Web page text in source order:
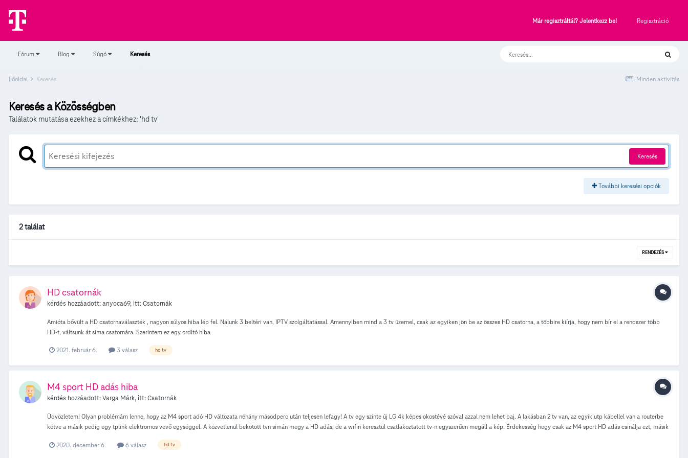
Már regisztráltál? Jelentkezz be! Regisztráció
Fórum Blog Súgó Keresés
Minden aktivitás
Főoldal Keresés
Keresés a Közösségben
Találatok mutatása ezekhez a címkékhez: 'hd tv'
Keresés
További keresési opciók
2 találat
RENDEZÉS
HD csatornák
kérdés hozzáadott:anyoca69, itt:Csatornák
Amióta bővült a HD csatornaválaszték , nagyon súlyos hiba lép fel. Nálunk 3 beltéri van, IPTV szolgáltatással. Amennyiben mind a 3 tv üzemel, csak az egyiken jön be az összes HD csatorna, a többire kiírja, hogy nem bír el a rendszer több
HD-t, váltsunk át sima csatornára. Szerintem ez egy ordító hiba
2021. február 6. 3 válasz hd tv
M4 sport HD adás hiba
kérdés hozzáadott:Varga Márk, itt:Csatornák
Üdvözletem! Olyan problémám lenne, hogy az M4 sport adó HD változata néhány másodperc után teljesen lefagy! A tv egy szinte új LG 4k képes okostévé szóval azzal nem lehet baj. A lakásban 2 tv van, az egyik utp kábellel van a routerbe
kötve a másik pedig egy tplink elektromos vevő egységgel. A közvetlenül bekötött tvn simán megy a HD adás, de a wifin keresztül csatlakoztatott tv-n egyszerűen megáll a kép. Érdekesség hogy csak az M4 sport HD adás csinálja ezt, másik
2020. december 6.
6 válasz hd tv